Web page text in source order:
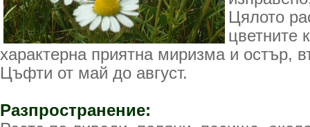
Цялото
цветните
характерна приятна миризма и остър,
Цъфти от май до август.
Разпространение: